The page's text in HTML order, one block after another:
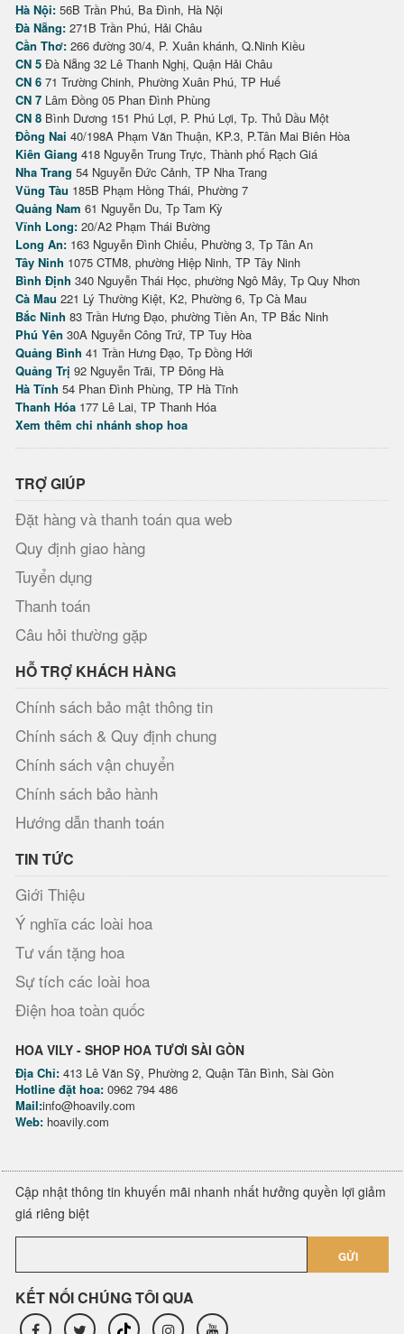
Hà Nội: 56B Trần Phú, Ba Đình, Hà Nội
Đà Nẵng: 271B Trần Phú, Hải Châu
Cần Thơ: 266 đường 30/4, P. Xuân khánh, Q.Ninh Kiều
CN 5 Đà Nẵng 32 Lê Thanh Nghị, Quận Hải Châu
CN 6 71 Trường Chinh, Phường Xuân Phú, TP Huế
CN 7 Lâm Đồng 05 Phan Đình Phùng
CN 8 Bình Dương 151 Phú Lợi, P. Phú Lợi, Tp. Thủ Dầu Một
Đồng Nai 40/198A Phạm Văn Thuận, KP.3, P.Tân Mai Biên Hòa
Kiên Giang 418 Nguyễn Trung Trực, Thành phố Rạch Giá
Nha Trang 54 Nguyễn Đức Cảnh, TP Nha Trang
Vũng Tàu 185B Phạm Hồng Thái, Phường 7
Quảng Nam 61 Nguyễn Du, Tp Tam Kỳ
Vĩnh Long: 20/A2 Phạm Thái Bường
Long An: 163 Nguyễn Đình Chiểu, Phường 3, Tp Tân An
Tây Ninh 1075 CTM8, phường Hiệp Ninh, TP Tây Ninh
Bình Định 340 Nguyễn Thái Học, phường Ngô Mây, Tp Quy Nhơn
Cà Mau 221 Lý Thường Kiệt, K2, Phường 6, Tp Cà Mau
Bắc Ninh 83 Trần Hưng Đạo, phường Tiền An, TP Bắc Ninh
Phú Yên 30A Nguyễn Công Trứ, TP Tuy Hòa
Quảng Bình 41 Trần Hưng Đạo, Tp Đồng Hới
Quảng Trị 92 Nguyễn Trãi, TP Đông Hà
Hà Tĩnh 54 Phan Đình Phùng, TP Hà Tĩnh
Thanh Hóa 177 Lê Lai, TP Thanh Hóa
Xem thêm chi nhánh shop hoa
TRỢ GIÚP
Đặt hàng và thanh toán qua web
Quy định giao hàng
Tuyển dụng
Thanh toán
Câu hỏi thường gặp
HỖ TRỢ KHÁCH HÀNG
Chính sách bảo mật thông tin
Chính sách & Quy định chung
Chính sách vận chuyển
Chính sách bảo hành
Hướng dẫn thanh toán
TIN TỨC
Giới Thiệu
Ý nghĩa các loài hoa
Tư vấn tặng hoa
Sự tích các loài hoa
Điện hoa toàn quốc
HOA VILY - SHOP HOA TƯƠI SÀI GÒN
Địa Chỉ: 413 Lê Văn Sỹ, Phường 2, Quận Tân Bình, Sài Gòn
Hotline đặt hoa: 0962 794 486
Mail:info@hoavily.com
Web: hoavily.com
Cập nhật thông tin khuyến mãi nhanh nhất hưởng quyền lợi giảm
giá riêng biệt
GỬI
KẾT NỐI CHÚNG TÔI QUA